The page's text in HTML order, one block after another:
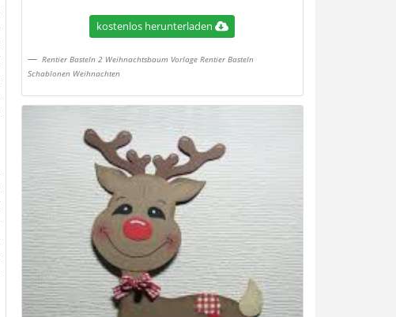
kostenlos herunterladen
Rentier Basteln 2 Weihnachtsbaum Vorlage Rentier Basteln
Schablonen Weihnachten